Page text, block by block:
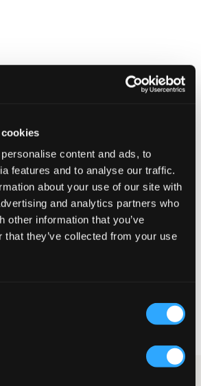
content and ads, to
features and to analyse our traffic.
about your use of our site with
and analytics partners who
other information that you’ve
that they’ve collected from your use
Perfect Te groot